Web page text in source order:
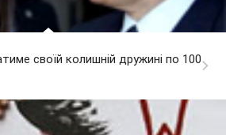
своїй колишній дружині по 100